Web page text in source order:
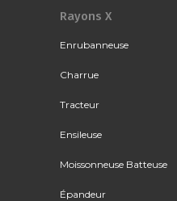
Rayons X
Enrubanneuse
Charrue
Tracteur
Ensileuse
Moissonneuse Batteuse
Épandeur